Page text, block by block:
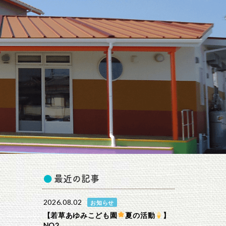
最近の記事
2026.08.02 お知らせ
【若草あゆみこども園 夏の活動
】